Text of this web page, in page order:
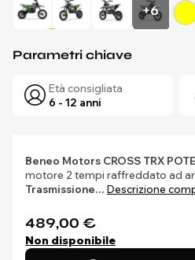
+6
Parametri chiave
Età consigliata
6 - 12 anni
Beneo Motors CROSS TRX
motore 2 tempi raffreddato ad
Trasmissione… Descrizione
489,00 €
Non disponibile